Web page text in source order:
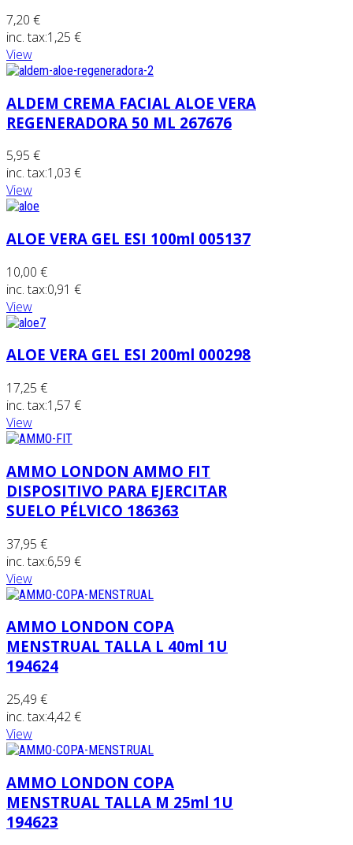
7,20 €
inc. tax:1,25 €
View
ALDEM CREMA FACIAL ALOE VERA
REGENERADORA 50 ML 267676
5,95 €
inc. tax:1,03 €
View
ALOE VERA GEL ESI 100ml 005137
10,00 €
inc. tax:0,91 €
View
ALOE VERA GEL ESI 200ml 000298
17,25 €
inc. tax:1,57 €
View
AMMO LONDON AMMO FIT
DISPOSITIVO PARA EJERCITAR
SUELO PÉLVICO 186363
37,95 €
inc. tax:6,59 €
View
AMMO LONDON COPA
MENSTRUAL TALLA L 40ml 1U
194624
25,49 €
inc. tax:4,42 €
View
AMMO LONDON COPA
MENSTRUAL TALLA M 25ml 1U
194623